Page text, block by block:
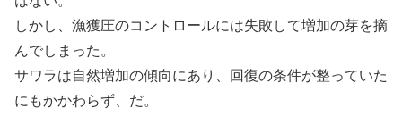
しかし、漁獲圧のコントロールには失敗して増加の芽を摘
んでしまった。
サワラは自然増加の傾向にあり、回復の条件が整っていた
にもかかわらず、だ。